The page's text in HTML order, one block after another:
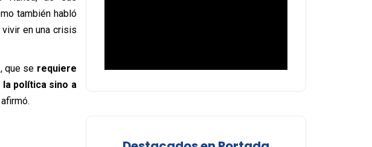
también habló
en una crisis
, que se requiere
la política sino a